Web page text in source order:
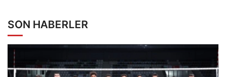
SON HABERLER